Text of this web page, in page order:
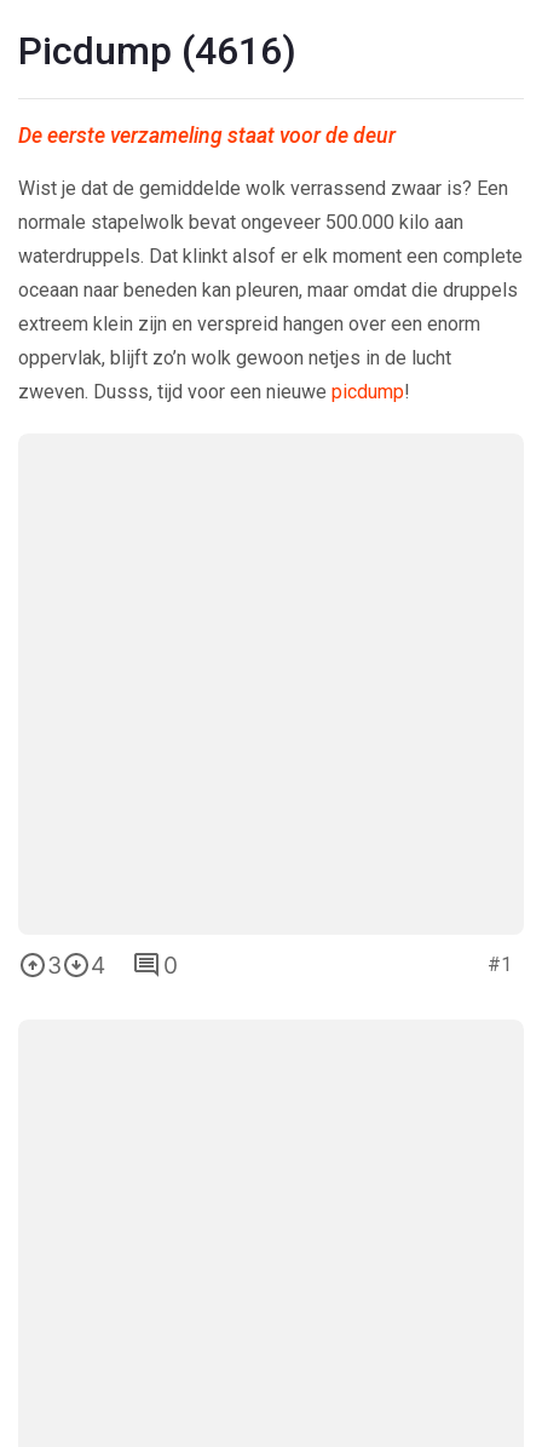
Picdump (4616)
De eerste verzameling staat voor de deur
Wist je dat de gemiddelde wolk verrassend zwaar is? Een
normale stapelwolk bevat ongeveer 500.000 kilo aan
waterdruppels. Dat klinkt alsof er elk moment een complete
oceaan naar beneden kan pleuren, maar omdat die druppels
extreem klein zijn en verspreid hangen over een enorm
oppervlak, blijft zo’n wolk gewoon netjes in de lucht
zweven. Dusss, tijd voor een nieuwe picdump!
3 4 0 #1